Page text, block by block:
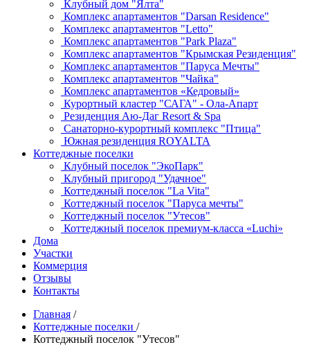
Клубный дом "Ялта"
Комплекс апартаментов "Darsan Residenсe"
Комплекс апартаментов "Letto"
Комплекс апартаментов "Park Plaza"
Комплекс апартаментов "Крымская Резиденция"
Комплекс апартаментов "Паруса Мечты"
Комплекс апартаментов "Чайка"
Комплекс апартаментов «Кедровый»
Курортный кластер "САГА" - Ола-Апарт
Резиденция Аю-Даг Resort & Spa
Санаторно-курортный комплекс "Птица"
Южная резиденция ROYALTA
Коттеджные поселки
Клубный поселок "ЭкоПарк"
Клубный пригород "Удачное"
Коттеджный поселок "La Vita"
Коттеджный поселок "Паруса мечты"
Коттеджный поселок "Утесов"
Коттеджный поселок премиум-класса «Luchi»
Дома
Участки
Коммерция
Отзывы
Контакты
Главная /
Коттеджные поселки /
Коттеджный поселок "Утесов"